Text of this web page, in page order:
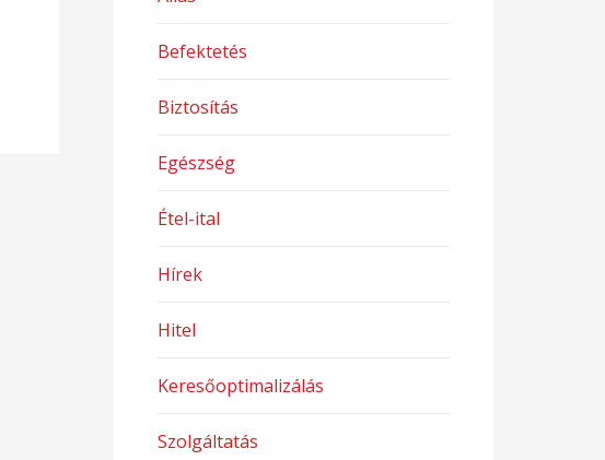
Befektetés
Biztosítás
Egészség
Étel-ital
Hírek
Hitel
Keresőoptimalizálás
Szolgáltatás